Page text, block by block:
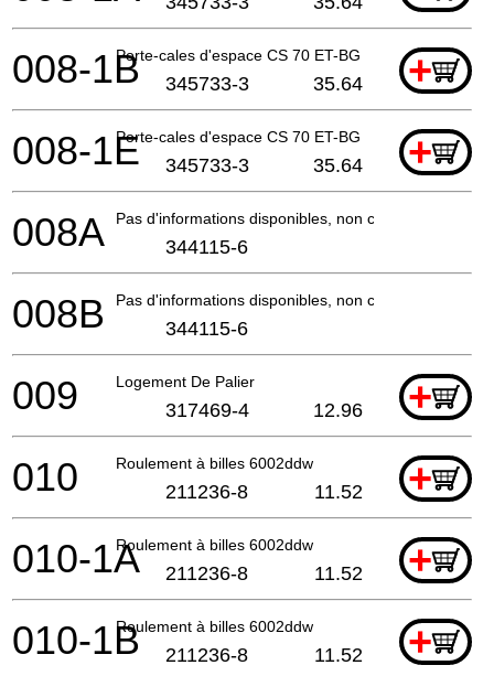
Porte-cales d'espace CS 70 ET-BG +
008-1B 345733-3 35.64
Porte-cales d'espace CS 70 ET-BG +
008-1E 345733-3 35.64
Pas d'informations disponibles, non commandable
008A 344115-6
Pas d'informations disponibles, non commandable
008B 344115-6
Logement De Palier +
009 317469-4 12.96
Roulement à billes 6002ddw +
010 211236-8 11.52
Roulement à billes 6002ddw +
010-1A 211236-8 11.52
Roulement à billes 6002ddw +
010-1B 211236-8 11.52